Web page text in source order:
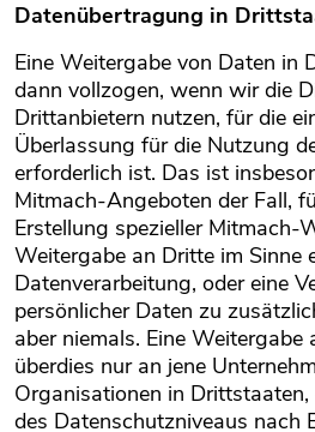
Datenübertragung in
Eine Weitergabe von Daten in
dann vollzogen, wenn wir die
Drittanbietern nutzen, für die
Überlassung für die Nutzung
erforderlich ist. Das ist
Mitmach-Angeboten der Fall,
Erstellung spezieller Mitmach-
Weitergabe an Dritte im Sinne
Datenverarbeitung, oder eine
persönlicher Daten zu
aber niemals. Eine
überdies nur an jene
Organisationen in Drittstaaten,
des Datenschutzniveaus nach